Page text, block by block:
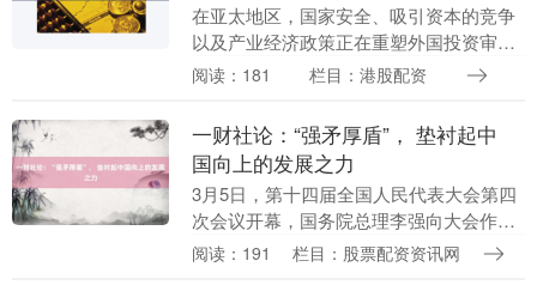
在亚太地区，国家安全、吸引资本的竞争
以及产业经济政策正在重塑外国投资审查
格局。各国政府正在推动外国投资审查制
敏感领域、供应链....
阅读：181 栏目：港股配资
一财社论：“强矛厚盾”， 垫衬起中
国向上的发展之力
3月5日，第十四届全国人民代表大会第四
次会议开幕，国务院总理李强向大会作了
政府工作报告，回顾过往港股配资，谋局
阅读：191 栏目：股票配资资讯网